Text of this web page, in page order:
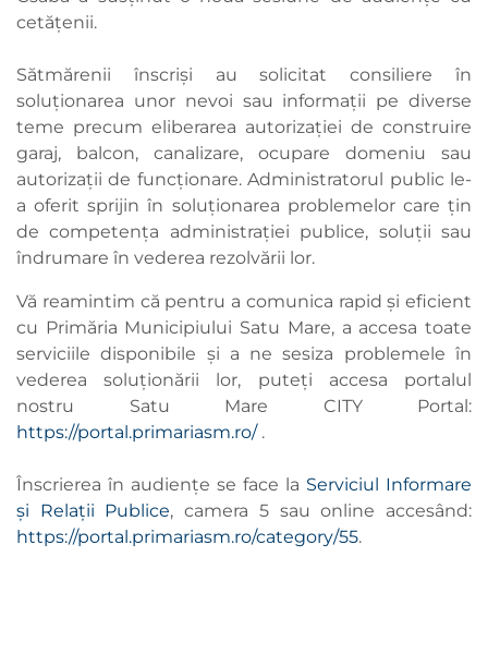
cetățenii.
Sătmărenii înscriși au solicitat consiliere în
soluționarea unor nevoi sau informații pe diverse
teme precum eliberarea autorizației de construire
garaj, balcon, canalizare, ocupare domeniu sau
autorizații de funcționare. Administratorul public le-
a oferit sprijin în soluționarea problemelor care țin
de competența administrației publice, soluții sau
îndrumare în vederea rezolvării lor.
Vă reamintim că pentru a comunica rapid și eficient
cu Primăria Municipiului Satu Mare, a accesa toate
serviciile disponibile și a ne sesiza problemele în
vederea soluționării lor, puteți accesa portalul
nostru Satu Mare CITY Portal:
https://portal.primariasm.ro/ .
Înscrierea în audiențe se face la Serviciul Informare
și Relații Publice, camera 5 sau online accesând:
https://portal.primariasm.ro/category/55.